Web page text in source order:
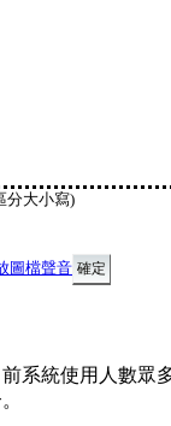
分大小寫)
圖檔聲音
系統使用人數眾